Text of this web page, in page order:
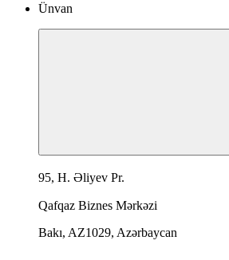
Ünvan
95, H. Əliyev Pr.
Qafqaz Biznes Mərkəzi
Bakı, AZ1029, Azərbaycan